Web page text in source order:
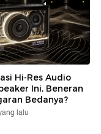
Hi-Res Audio
Ini, Beneran
Bedanya?
lalu